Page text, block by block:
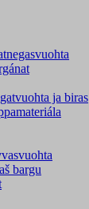
ja biras
bargu